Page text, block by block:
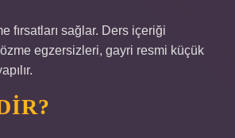
fırsatları sağlar. Ders içeriği
egzersizleri, gayri resmi küçük